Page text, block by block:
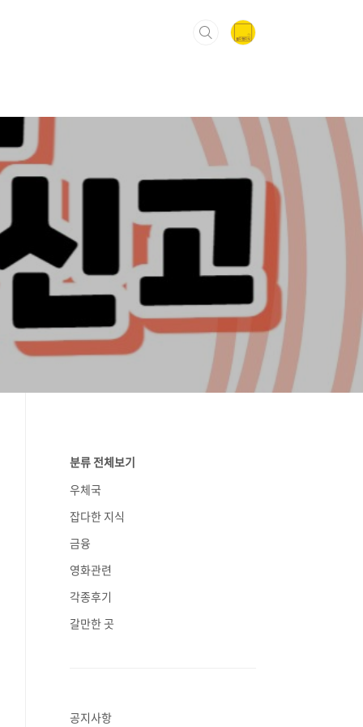
분류 전체보기
우체국
잡다한 지식
금융
영화관련
각종후기
갈만한 곳
공지사항